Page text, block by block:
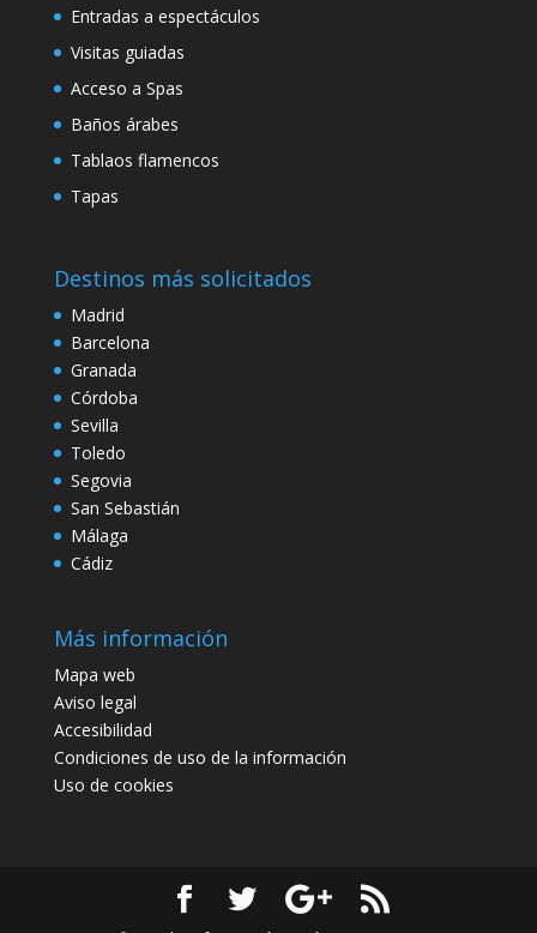
Entradas a espectáculos
Visitas guiadas
Acceso a Spas
Baños árabes
Tablaos flamencos
Tapas
Destinos más solicitados
Madrid
Barcelona
Granada
Córdoba
Sevilla
Toledo
Segovia
San Sebastián
Málaga
Cádiz
Más información
Mapa web
Aviso legal
Accesibilidad
Condiciones de uso de la información
Uso de cookies